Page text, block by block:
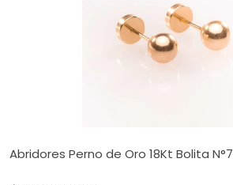
Abridores Perno de Oro 18Kt Bolita N°7